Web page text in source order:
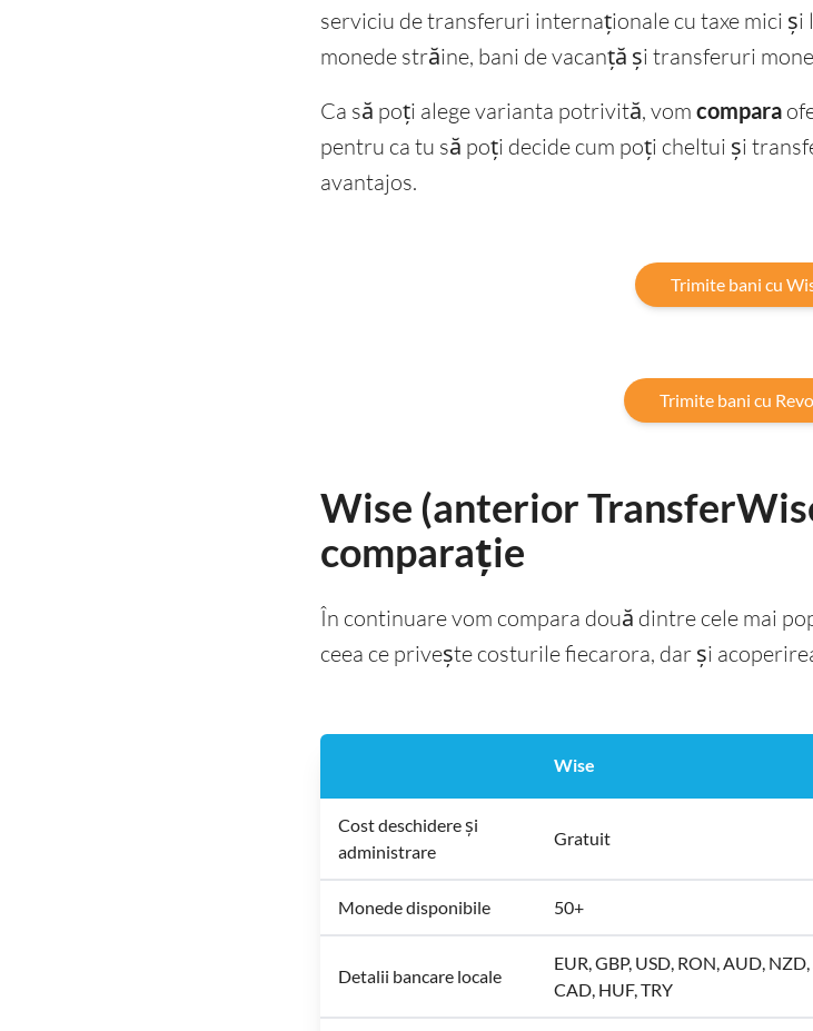
serviciu de transferuri internaționale cu taxe mici și
monede străine, bani de vacanță și transferuri
Ca să poți alege varianta potrivită, vom compara
pentru ca tu să poți decide cum poți cheltui și
avantajos.
Trimite bani cu
Trimite bani cu
Wise (anterior
comparație
În continuare vom compara două dintre cele mai
ceea ce privește costurile fiecarora, dar și
Wise
Cost deschidere și
administrare
Gratuit
Monede disponibile 50+
Detalii bancare locale
EUR, GBP, USD, RON, AUD, NZD,
CAD, HUF, TRY